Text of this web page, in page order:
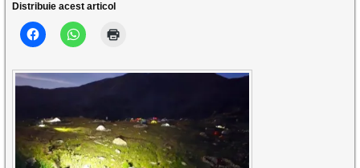
Distribuie acest articol